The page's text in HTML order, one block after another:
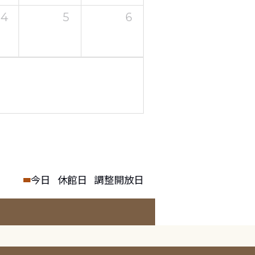
4 5 6
今日 休館日 調整開放日